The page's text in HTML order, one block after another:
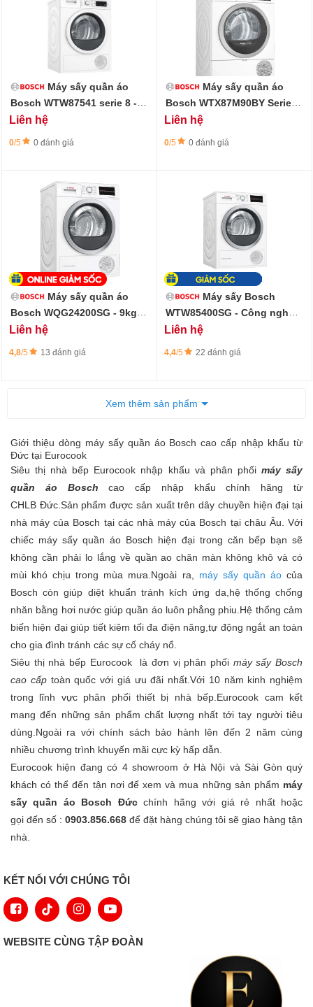
Máy sấy quần áo
Bosch WTW87541 serie 8 -
Công nghệ sấy bơm nhiệt
Liên hệ
0/5 0 đánh giá
Máy sấy quần áo
Bosch WTX87M90BY Series
8Liên hệ
0/5 0 đánh giá
Máy sấy quần áo
Bosch WQG24200SG - 9kg
Công nghệ bơm nhiệt
Liên hệ
4,8/5 13 đánh giá
Máy sấy Bosch
WTW85400SG - Công nghệ
bơm nhiệt 9kg
Liên hệ
4,4/5 22 đánh giá
Xem thêm sản phẩm
Giới thiệu dòng máy sấy quần áo Bosch cao cấp nhập khẩu từ
Đức tại Eurocook
Siêu thị nhà bếp Eurocook nhập khẩu và phân phối máy sấy
quần áo Bosch cao cấp nhập khẩu chính hãng từ
CHLB Đức.Sản phẩm được sản xuất trên dây chuyền hiện đại tại
nhà máy của Bosch tại các nhà máy của Bosch tại châu Âu. Với
chiếc máy sấy quần áo Bosch hiện đại trong căn bếp bạn sẽ
không cần phải lo lắng về quần ao chăn màn không khô và có
mùi khó chịu trong mùa mưa.Ngoài ra, máy sấy quần áocủa
Bosch còn giúp diệt khuẩn tránh kích ứng da,hệ thống chống
nhăn bằng hơi nước giúp quần áo luôn phẳng phiu.Hệ thống cảm
biến hiện đại giúp tiết kiêm tối đa điện năng,tự động ngắt an toàn
cho gia đình tránh các sự cố cháy nổ.
Siêu thị nhà bếp Eurocook là đơn vị phân phối máy sấy Bosch
cao cấp toàn quốc với giá ưu đãi nhất.Với 10 năm kinh nghiệm
trong lĩnh vực phân phối thiết bị nhà bếp.Eurocook cam kết
mang đến những sản phẩm chất lượng nhất tới tay người tiêu
dùng.Ngoài ra với chính sách bảo hành lên đến 2 năm cùng
nhiều chương trình khuyến mãi cực kỳ hấp dẫn.
Eurocook hiện đang có 4 showroom ở Hà Nội và Sài Gòn quý
khách có thể đến tận nơi để xem và mua những sản phẩm máy
sấy quần áo Bosch Đứcchính hãng với giá rẻ nhất hoặc
gọi đến số : 0903.856.668 để đặt hàng chúng tôi sẽ giao hàng tận
nhà.
KẾT NỐI VỚI CHÚNG TÔI
WEBSITE CÙNG TẬP ĐOÀN